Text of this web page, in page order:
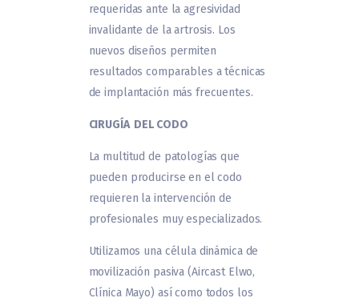
requeridas ante la agresividad
invalidante de la artrosis. Los
nuevos diseños permiten
resultados comparables a técnicas
de implantación más frecuentes.
CIRUGÍA DEL CODO
La multitud de patologías que
pueden producirse en el codo
requieren la intervención de
profesionales muy especializados.
Utilizamos una célula dinámica de
movilización pasiva (Aircast Elwo,
Clínica Mayo) así como todos los